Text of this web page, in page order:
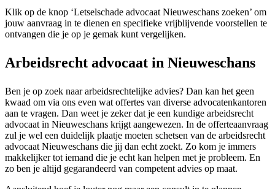
Klik op de knop ‘Letselschade advocaat Nieuweschans zoeken’ om
jouw aanvraag in te dienen en specifieke vrijblijvende voorstellen te
ontvangen die je op je gemak kunt vergelijken.
Arbeidsrecht advocaat in Nieuweschans
Ben je op zoek naar arbeidsrechtelijke advies? Dan kan het geen
kwaad om via ons even wat offertes van diverse advocatenkantoren
aan te vragen. Dan weet je zeker dat je een kundige arbeidsrecht
advocaat in Nieuweschans krijgt aangewezen. In de offerteaanvraag
zul je wel een duidelijk plaatje moeten schetsen van de arbeidsrecht
advocaat Nieuweschans die jij dan echt zoekt. Zo kom je immers
makkelijker tot iemand die je echt kan helpen met je probleem. En
zo ben je altijd gegarandeerd van competent advies op maat.